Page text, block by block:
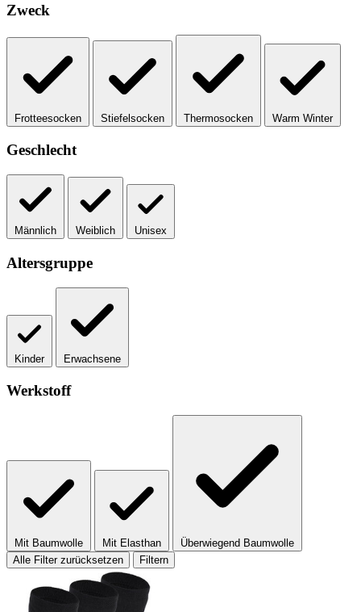
Zweck
Frotteesocken Stiefelsocken Thermosocken Warm Winter
Geschlecht
Männlich Weiblich Unisex
Altersgruppe
Kinder Erwachsene
Werkstoff
Mit Baumwolle Mit Elasthan
Überwiegend Baumwolle
Alle Filter zurücksetzen
Filtern